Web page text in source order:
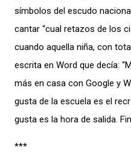
símbolos del escudo
cantar “cual retazos de los
cuando aquella niña, con
escrita en Word que decía:
más en casa con Google y
gusta de la escuela es el
gusta es la hora de salida.
***